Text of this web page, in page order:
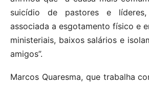
suicídio de pastores e
associada a esgotamento físico e
ministeriais, baixos salários e
amigos”.
Marcos Quaresma, que trabalha